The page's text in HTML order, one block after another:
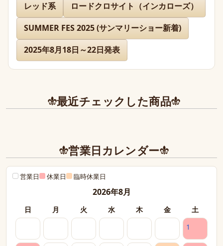
先日通販を利用させて頂きましたが迅速に対応、お送り下
さりまして有難うございました。
どのお品物も画像で見た以上に美しく、お迎えできて本当
に嬉しかったです。
また、丁寧であたたかいお手紙やプレゼントまで同封下さ
また今後とも利用させて頂きたく染み入りました。本当に
ありがとうございました。
レッド系
ロードクロサイト（インカローズ）
SUMMER FES 2025 (サンマリーショー新着)
2025年8月18日～22日発表
最近チェックした商品
営業日カレンダー
営業日 休業日 臨時休業日
2026年8月
日 月 火 水 木 金
土
1